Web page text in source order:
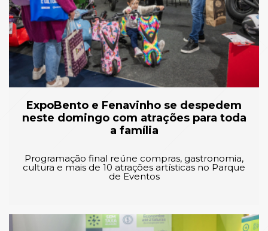
ExpoBento e Fenavinho se despedem
neste domingo com atrações para toda
a família
Programação final reúne compras, gastronomia,
cultura e mais de 10 atrações artísticas no Parque
de Eventos